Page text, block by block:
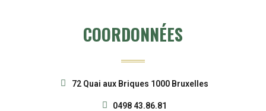
COORDONNÉES
72 Quai aux Briques 1000 Bruxelles
0498 43.86.81